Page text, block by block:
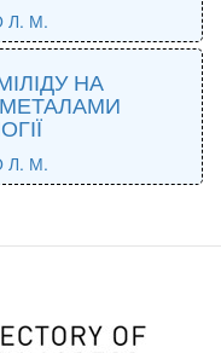
Л. М.
НА
Л. М.